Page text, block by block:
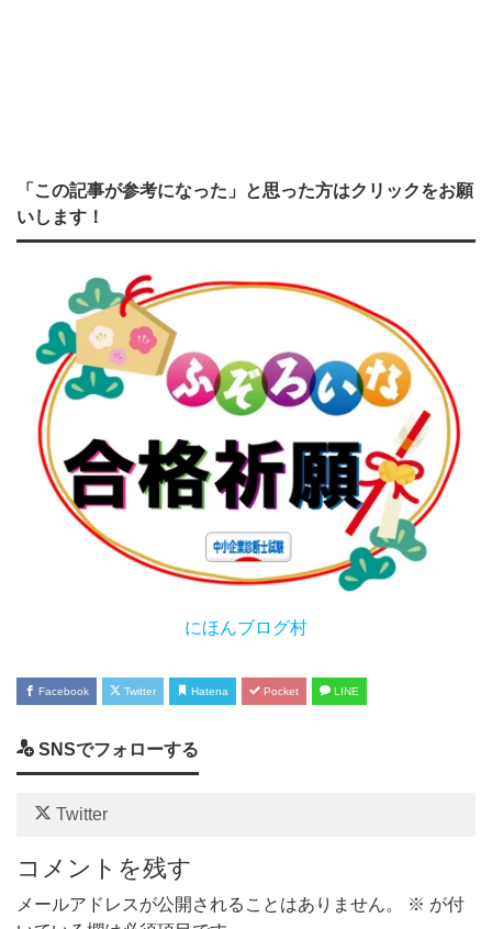
「この記事が参考になった」と思った方はクリックをお願
いします！
にほんブログ村
Facebook Twitter Hatena Pocket LINE
SNSでフォローする
Twitter
コメントを残す
メールアドレスが公開されることはありません。 ※ が付